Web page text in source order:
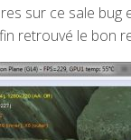
sur ce sale
retrouvé le bon